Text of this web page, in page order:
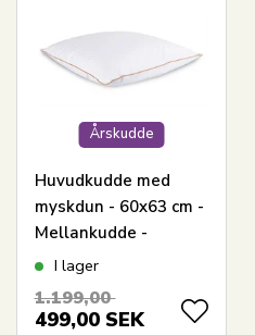
Årskudde
Huvudkudde med
myskdun - 60x63 cm -
Mellankudde -
Årspuden 2025 - 3
I lager
1.199,00
499,00 SEK